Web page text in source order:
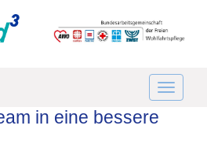
in eine bessere